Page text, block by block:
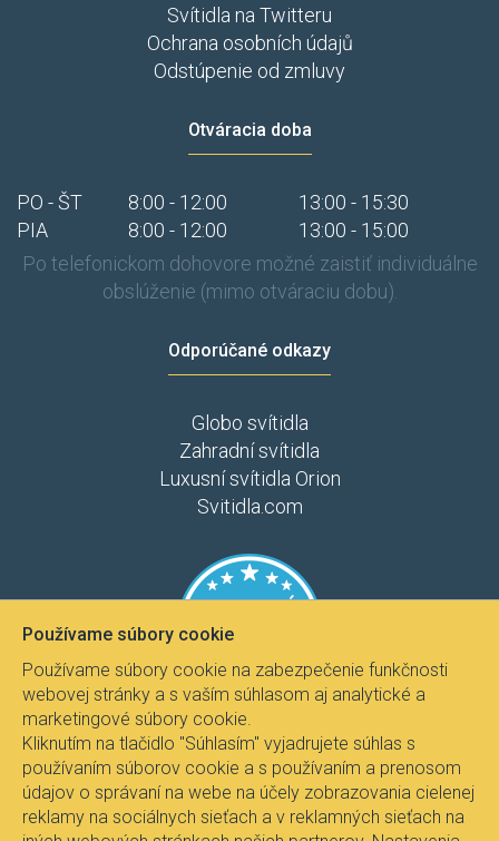
Svítidla na Twitteru
Ochrana osobních údajů
Odstúpenie od zmluvy
Otváracia doba
PO - ŠT 8:00 - 12:00
13:00 - 15:30
PIA
8:00 - 12:00
13:00 - 15:00
Po telefonickom dohovore možné zaistiť individuálne
obslúženie (mimo otváraciu dobu).
Odporúčané odkazy
Globo svítidla
Zahradní svítidla
Luxusní svítidla Orion
Svitidla.com
Používame súbory cookie
Používame súbory cookie na zabezpečenie funkčnosti
webovej stránky a s vaším súhlasom aj analytické a
marketingové súbory cookie.
Kliknutím na tlačidlo "Súhlasím" vyjadrujete súhlas s
používaním súborov cookie a s používaním a prenosom
údajov o správaní na webe na účely zobrazovania cielenej
reklamy na sociálnych sieťach a v reklamných sieťach na